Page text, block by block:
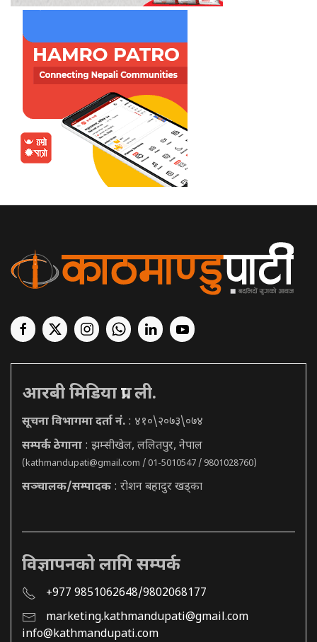
आरबी मिडिया प्रा. ली.
सूचना विभागमा दर्ता नं. : ४१०\२०७३\०७४
सम्पर्क ठेगाना : झम्सीखेल, ललितपुर, नेपाल
(kathmandupati@gmail.com / 01-5010547 / 9801028760)
सञ्चालक/सम्पादक : रोशन बहादुर खड्का
विज्ञापनको लागि सम्पर्क
+977 9851062648/9802068177
marketing.kathmandupati@gmail.com
info@kathmandupati.com